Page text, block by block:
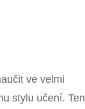
ve velmi
stylu učení. Ten